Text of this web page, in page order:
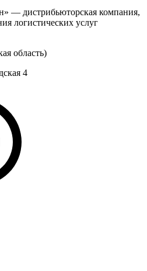
— дистрибьюторская компания,
логистических услуг
область)
4